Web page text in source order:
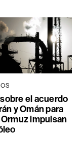
el acuerdo
y Omán para
impulsan